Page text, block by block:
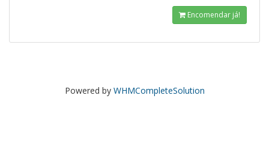
Encomendar já!
Powered by WHMCompleteSolution